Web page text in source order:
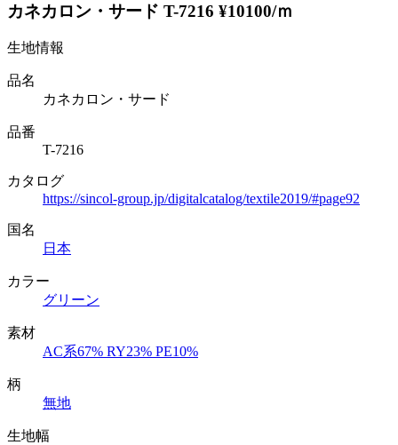
カネカロン・サード T-7216 ¥10100/ｍ
生地情報
品名
カネカロン・サード
品番
T-7216
カタログ
https://sincol-group.jp/digitalcatalog/textile2019/#page92
国名
日本
カラー
グリーン
素材
AC系67% RY23% PE10%
柄
無地
生地幅